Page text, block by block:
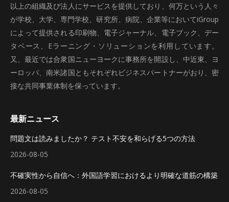
以上の組織及び法人にサービスを提供しており、何万という人々
が学校、大学、専門学校、研究所、病院、企業等においてiGroup
によって提供される印刷物、電子ジャーナル、電子ブック、デー
タベース、Eラーニング・ソリューションを利用しています。
又、最近では合衆国ニューヨークに事務所を開設し、中近東、ヨ
ーロッパ、南米諸国ともそれぞれビジネスパートナーがおり、密
接な共同事業体制を保っています。
最新ニュース
問題文は読みましたか？ テスト不安を和らげる5つの方法
2026-08-05
不確実性から自信へ：外国語学習におけるより明確な道筋の構築
2026-08-05